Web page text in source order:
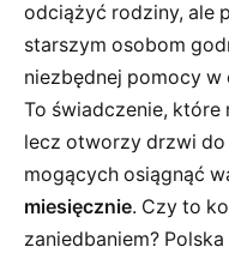
odciążyć rodziny, ale
starszym osobom
niezbędnej pomocy
To świadczenie,
lecz otworzy drzwi do
mogących osiągnąć
miesięcznie. Czy to
zaniedbaniem?